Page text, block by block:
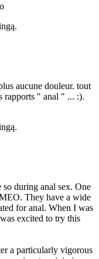
aucune douleur. tout
rapports " anal " ... :).
during anal sex. One
They have a wide
for anal. When I was
excited to try this
a particularly vigorous